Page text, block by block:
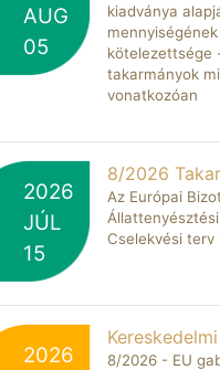
AUG
05
kiadványa
kötelezettsége
takarmányok
vonatkozóan
2026
JÚL
15
8/2026
Az Európai
Cselekvési terv
2026
8/2026 - EU